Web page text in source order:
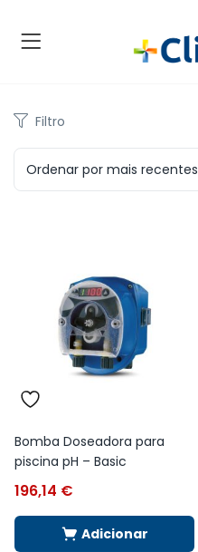
e Barbecues )
renováveis )
Filtro
Ordenar por mais recentes
Bomba Doseadora para
piscina pH – Basic
196,14 €
Adicionar